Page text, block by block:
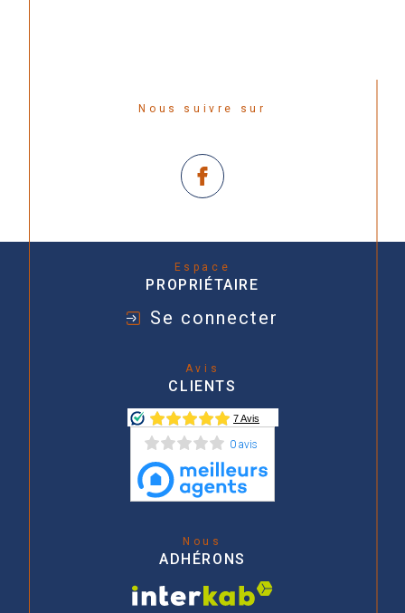
Nous suivre sur
Espace
PROPRIÉTAIRE
Se connecter
Avis
CLIENTS
0 avis
Nous
ADHÉRONS